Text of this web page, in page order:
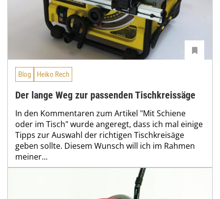
Blog Heiko Rech
Der lange Weg zur passenden Tischkreissäge
In den Kommentaren zum Artikel "Mit Schiene
oder im Tisch" wurde angeregt, dass ich mal einige
Tipps zur Auswahl der richtigen Tischkreisäge
geben sollte. Diesem Wunsch will ich im Rahmen
meiner...